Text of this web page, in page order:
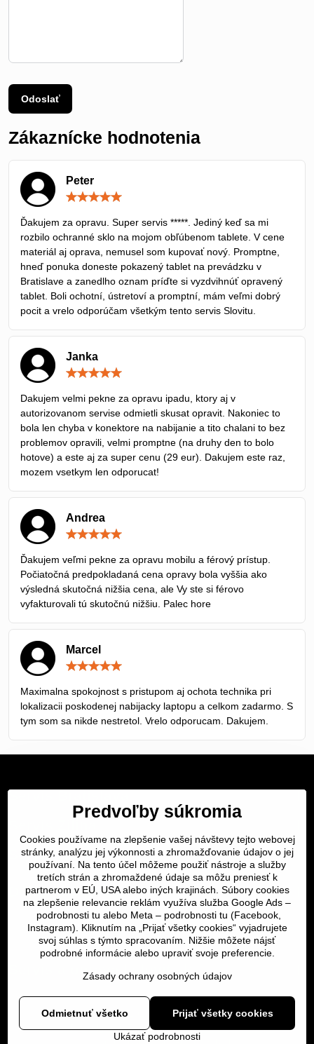
Odoslať
Zákaznícke hodnotenia
Peter
5
Ďakujem za opravu. Super servis *****. Jediný keď sa mi
rozbilo ochranné sklo na mojom obľúbenom tablete. V cene
materiál aj oprava, nemusel som kupovať nový. Promptne,
hneď ponuka doneste pokazený tablet na prevádzku v
Bratislave a zanedlho oznam príďte si vyzdvihnúť opravený
tablet. Boli ochotní, ústretoví a promptní, mám veľmi dobrý
pocit a vrelo odporúčam všetkým tento servis Slovitu.
Janka
5
Dakujem velmi pekne za opravu ipadu, ktory aj v
autorizovanom servise odmietli skusat opravit. Nakoniec to
bola len chyba v konektore na nabijanie a tito chalani to bez
problemov opravili, velmi promptne (na druhy den to bolo
hotove) a este aj za super cenu (29 eur). Dakujem este raz,
mozem vsetkym len odporucat!
Andrea
5
Ďakujem veľmi pekne za opravu mobilu a férový prístup.
Počiatočná predpokladaná cena opravy bola vyššia ako
výsledná skutočná nižšia cena, ale Vy ste si férovo
vyfakturovali tú skutočnú nižšiu. Palec hore
Marcel
5
Maximalna spokojnost s pristupom aj ochota technika pri
lokalizacii poskodenej nabijacky laptopu a celkom zadarmo. S
tym som sa nikde nestretol. Vrelo odporucam. Dakujem.
Servis Bratislava
Servis Košice
Dôležité odkazy
SERVIS KURIÉROM
Servis a oprava | slovit.sk
©
Copyright
Predvoľby súkromiaZásady ochrany osobných údajov
Predvoľby súkromia
Cookies používame na zlepšenie vašej návštevy tejto webovej
stránky, analýzu jej výkonnosti a zhromažďovanie údajov o jej
používaní. Na tento účel môžeme použiť nástroje a služby
tretích strán a zhromaždené údaje sa môžu preniesť k
partnerom v EÚ, USA alebo iných krajinách. Súbory cookies
na zlepšenie relevancie reklám využíva služba Google Ads –
podrobnosti tu alebo Meta – podrobnosti tu (Facebook,
Instagram). Kliknutím na „Prijať všetky cookies“ vyjadrujete
svoj súhlas s týmto spracovaním. Nižšie môžete nájsť
podrobné informácie alebo upraviť svoje preferencie.
Zásady ochrany osobných údajov
Ukázať podrobnosti
Prijať všetky cookies
Odmietnuť všetko